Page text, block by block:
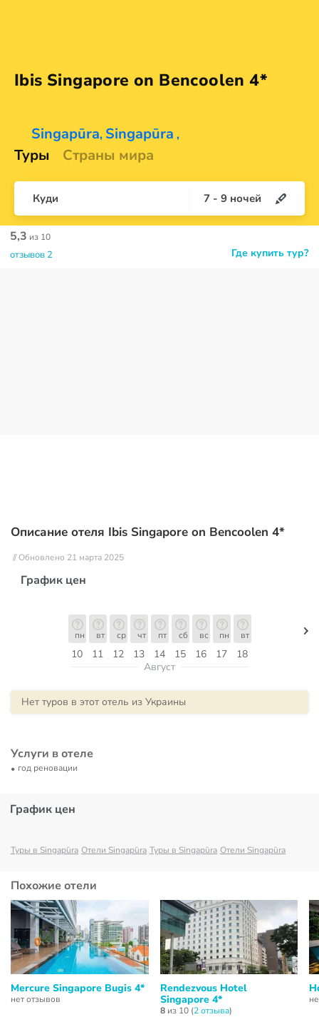
Ibis Singapore on Bencoolen 4*
Singapūra, Singapūra ,
Туры Страны мира
Куди 7 - 9 ночей
Где купить тур?
5,3 из 10
отзывов 2
Описание отеля Ibis Singapore on Bencoolen 4*
// Обновлено 21 марта 2025
График цен
10
пн
11
вт
12
ср
13
чт
14
пт
15
сб
16
вс
17
пн
18
вт
Август
Нет туров в этот отель из Украины
Услуги в отеле
год реновации
График цен
Туры в Singapūra Отели Singapūra Туры в Singapūra Отели Singapūra
Похожие отели
Mercure Singapore Bugis 4*
нет отзывов
Rendezvous Hotel
Singapore 4*
8из 10 (2 отзывa)